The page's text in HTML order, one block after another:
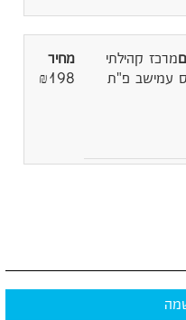
מרכז קהילתי
עמישב פ"ת
₪198